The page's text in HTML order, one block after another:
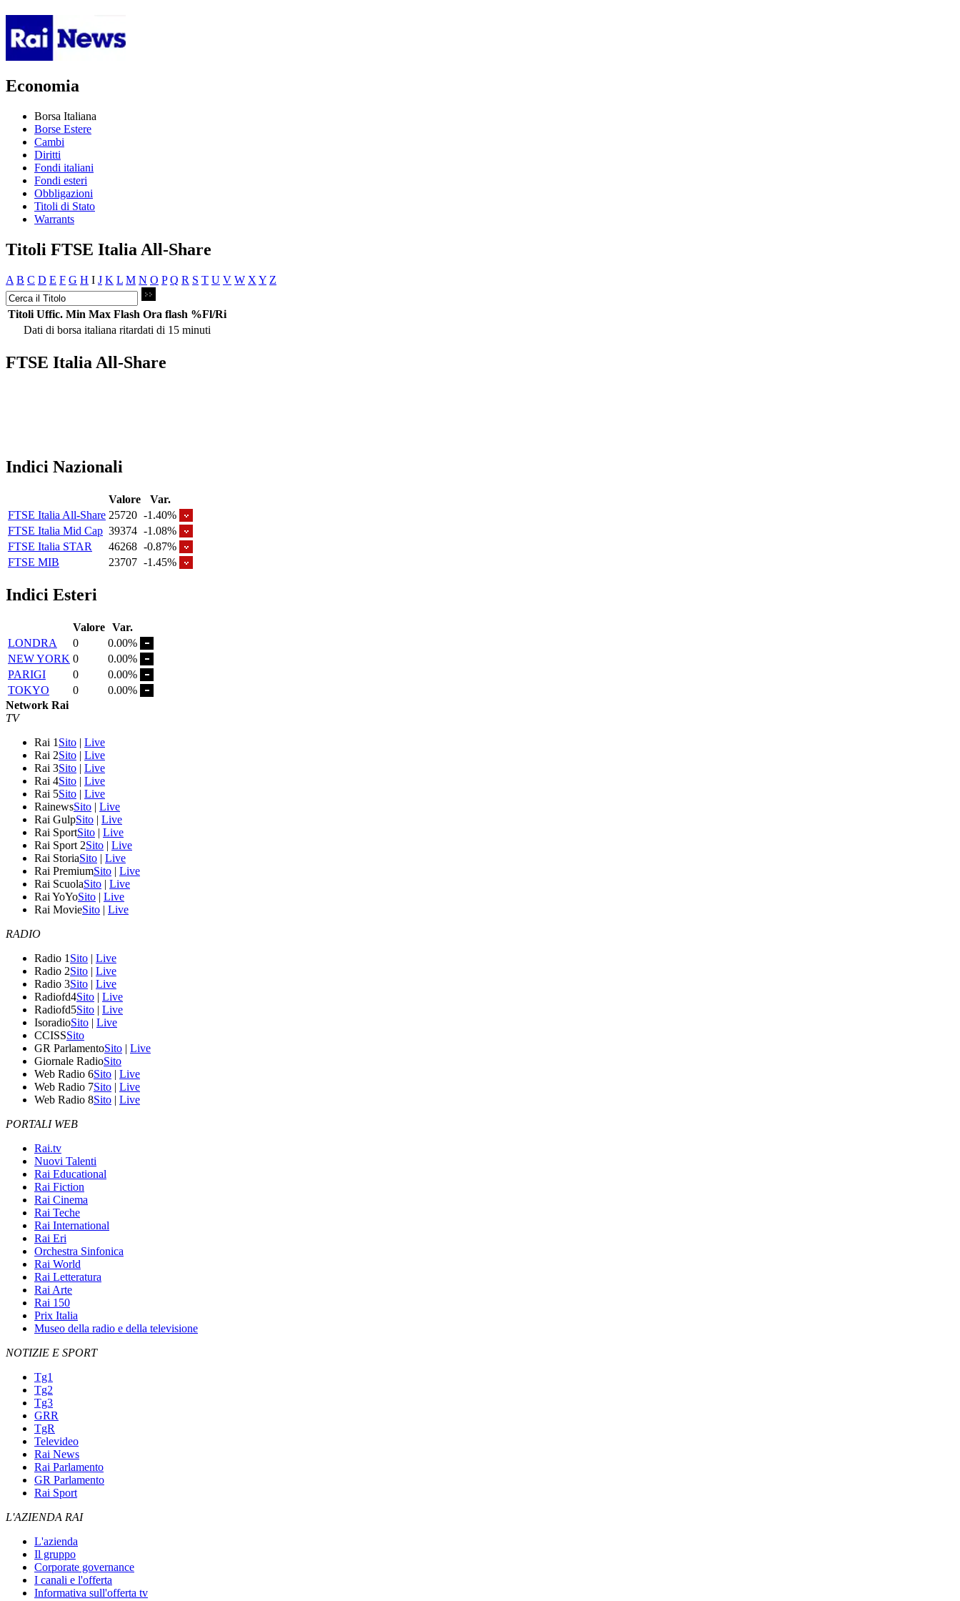
Economia
Borsa Italiana
Borse Estere
Cambi
Diritti
Fondi italiani
Fondi esteri
Obbligazioni
Titoli di Stato
Warrants
Titoli FTSE Italia All-Share
A B C D E F G H I J K L M N O P Q R S T U V W X Y Z
Titoli Uffic. Min Max Flash Ora flash %Fl/Ri
Dati di borsa italiana ritardati di 15 minuti
FTSE Italia All-Share
Indici Nazionali
Valore
Var.
FTSE Italia All-Share 25720 -1.40%
FTSE Italia Mid Cap 39374 -1.08%
FTSE Italia STAR
46268 -0.87%
FTSE MIB
23707 -1.45%
Indici Esteri
Valore Var.
LONDRA
0
0.00%
NEW YORK 0
0.00%
PARIGI
0
0.00%
TOKYO
0
0.00%
Network Rai
TV
Rai 1 Sito | Live
Rai 2Sito | Live
Rai 3Sito | Live
Rai 4Sito | Live
Rai 5Sito | Live
RainewsSito | Live
Rai GulpSito | Live
Rai SportSito | Live
Rai Sport 2Sito | Live
Rai StoriaSito | Live
Rai PremiumSito | Live
Rai ScuolaSito | Live
Rai YoYoSito | Live
Rai MovieSito | Live
RADIO
Radio 1 Sito | Live
Radio 2Sito | Live
Radio 3Sito | Live
Radiofd4Sito | Live
Radiofd5Sito | Live
IsoradioSito | Live
CCISSSito
GR ParlamentoSito | Live
Giornale RadioSito
Web Radio 6Sito | Live
Web Radio 7Sito | Live
Web Radio 8Sito | Live
PORTALI WEB
Rai.tv
Nuovi Talenti
Rai Educational
Rai Fiction
Rai Cinema
Rai Teche
Rai International
Rai Eri
Orchestra Sinfonica
Rai World
Rai Letteratura
Rai Arte
Rai 150
Prix Italia
Museo della radio e della televisione
NOTIZIE E SPORT
Tg1
Tg2
Tg3
GRR
TgR
Televideo
Rai News
Rai Parlamento
GR Parlamento
Rai Sport
L'AZIENDA RAI
L'azienda
Il gruppo
Corporate governance
I canali e l'offerta
Informativa sull'offerta tv